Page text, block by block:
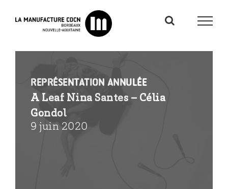
REPRÉSENTATION ANNULÉE
A Leaf Nina Santes – Célia
Gondol
9 juin 2020